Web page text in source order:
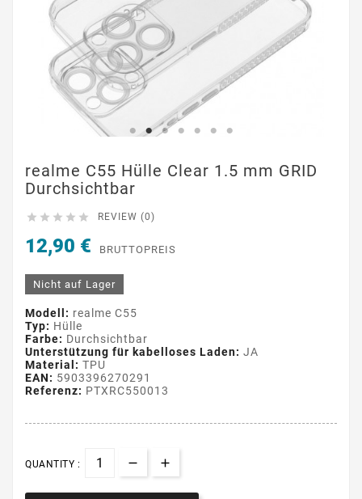
realme C55 Hülle Clear 1.5 mm GRID
Durchsichtbar
     REVIEW (0)
12,90 € BRUTTOPREIS
Nicht auf Lager
Modell: realme C55
Typ: Hülle
Farbe: Durchsichtbar
Unterstützung für kabelloses Laden: JA
Material: TPU
EAN: 5903396270291
Referenz: PTXRC550013
QUANTITY :